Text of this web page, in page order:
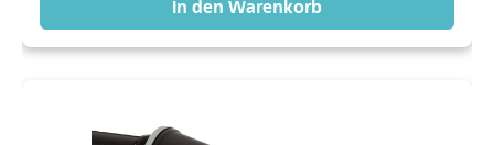
In den Warenkorb